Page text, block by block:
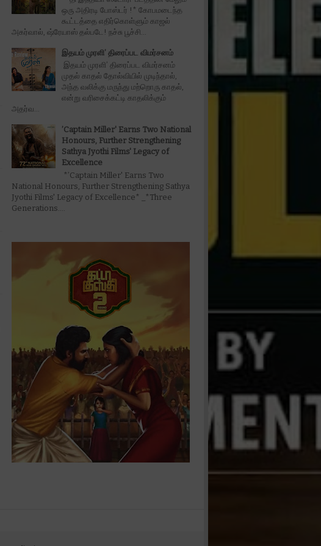
ஒரு அதிரடி போஸ்டர் !* கோபமடைந்த
கூட்டத்தை எதிர்கொள்ளும் காஜல்
அகர்வால், ஷ்ரேயாஸ் தல்படே! நச்சு பூச்சி...
இதயம் முரளி’ திரைப்பட விமர்சனம்
இதயம் முரளி’ திரைப்பட விமர்சனம்
முதல் காதல் தோல்வியில் முடிந்தால்,
அந்த வலிக்கு மருந்து மற்றொரு காதல்,
என்று வரிசைக்கட்டி காதலிக்கும்
அதர்வ...
’Captain Miller' Earns Two National
Honours, Further Strengthening
Sathya Jyothi Films' Legacy of
Excellence
*’Captain Miller' Earns Two
National Honours, Further Strengthening Sathya
Jyothi Films' Legacy of Excellence* _*Three
Generations....